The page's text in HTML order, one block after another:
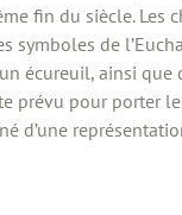
fin du siècle. Les
symboles de
écureuil, ainsi
prévu pour porter
d’une